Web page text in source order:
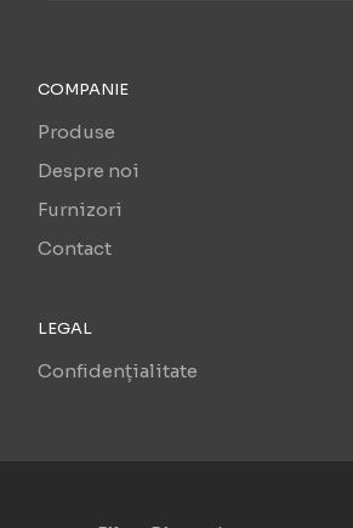
COMPANIE
Produse
Despre noi
Furnizori
Contact
LEGAL
Confidențialitate